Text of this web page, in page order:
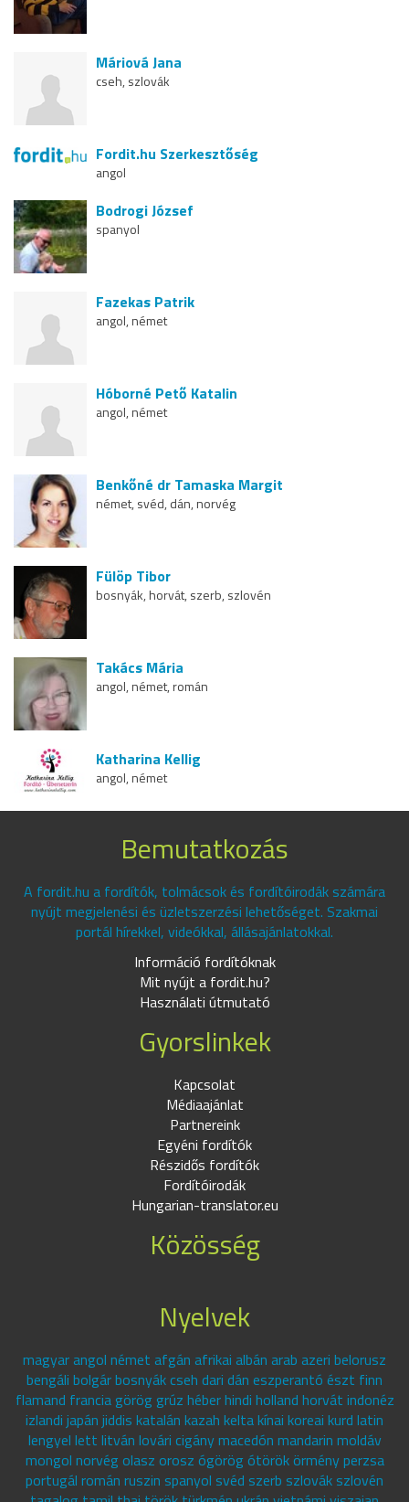
Máriová Jana
cseh, szlovák
Fordit.hu Szerkesztőség
angol
Bodrogi József
spanyol
Fazekas Patrik
angol, német
Hóborné Pető Katalin
angol, német
Benkőné dr Tamaska Margit
német, svéd, dán, norvég
Fülöp Tibor
bosnyák, horvát, szerb, szlovén
Takács Mária
angol, német, román
Katharina Kellig
angol, német
Bemutatkozás
A fordit.hu a fordítók, tolmácsok és fordítóirodák számára
nyújt megjelenési és üzletszerzési lehetőséget. Szakmai
portál hírekkel, videókkal, állásajánlatokkal.
Információ fordítóknak
Mit nyújt a fordit.hu?
Használati útmutató
Gyorslinkek
Kapcsolat
Médiaajánlat
Partnereink
Egyéni fordítók
Részidős fordítók
Fordítóirodák
Hungarian-translator.eu
Közösség
Nyelvek
magyar angol német afgán afrikai albán arab azeri belorusz
bengáli bolgár bosnyák cseh dari dán eszperantó észt finn
flamand francia görög grúz héber hindi holland horvát indonéz
izlandi japán jiddis katalán kazah kelta kínai koreai kurd latin
lengyel lett litván lovári cigány macedón mandarin moldáv
mongol norvég olasz orosz ógörög ótörök örmény perzsa
portugál román ruszin spanyol svéd szerb szlovák szlovén